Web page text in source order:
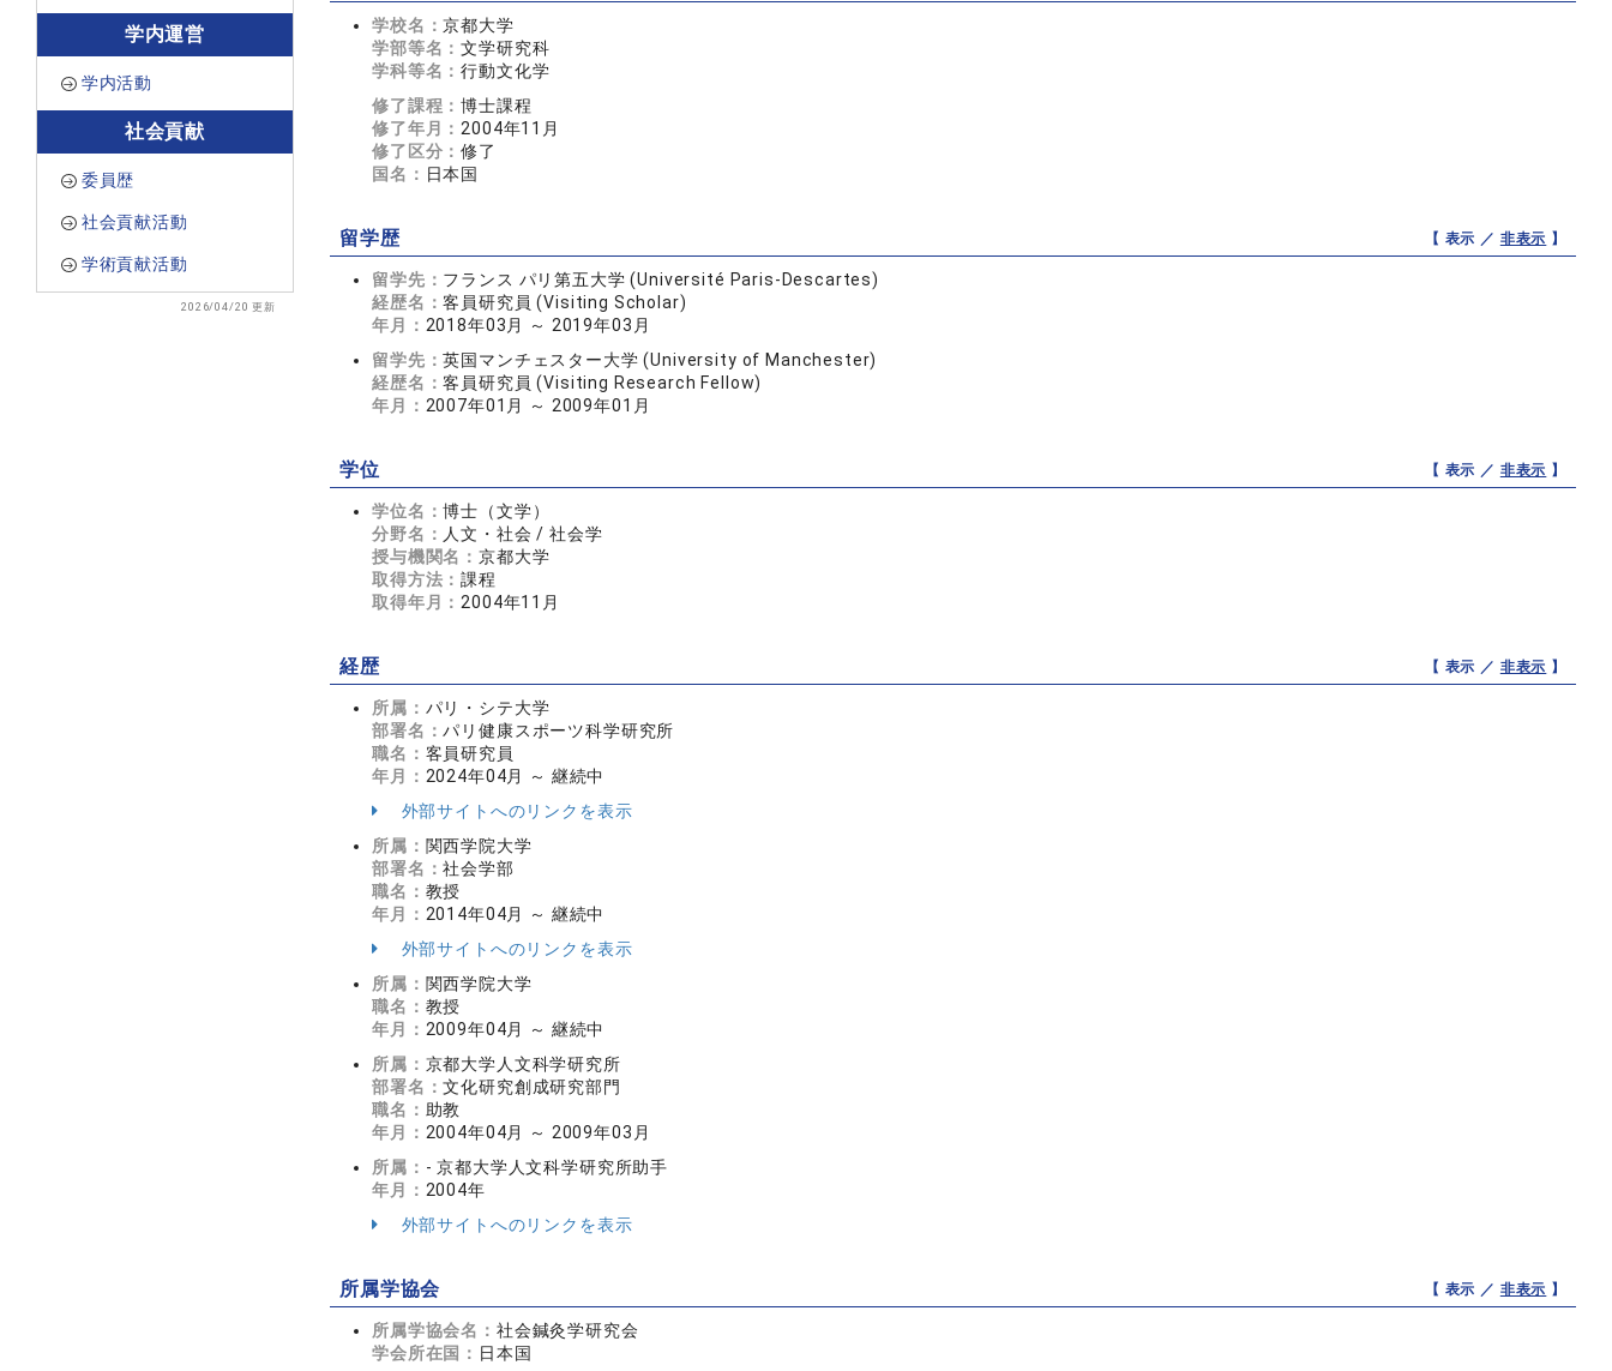
学内運営
学内活動
社会貢献
委員歴
社会貢献活動
学術貢献活動
2026/04/20 更新
学校名：京都大学
学部等名：文学研究科
学科等名：行動文化学
修了課程：博士課程
修了年月： 2004年11月
修了区分：修了
国名： 日本国
留学歴 【 表示 ／ 非表示 】
留学先： フランス パリ第五大学 (Université Paris-Descartes)
経歴名：客員研究員 (Visiting Scholar)
年月： 2018年03月 ～ 2019年03月
留学先：英国マンチェスター大学 (University of Manchester)
経歴名：客員研究員 (Visiting Research Fellow)
年月： 2007年01月 ～ 2009年01月
学位 【 表示 ／ 非表示 】
学位名：博士（文学）
分野名： 人文・社会 / 社会学
授与機関名：京都大学
取得方法：課程
取得年月： 2004年11月
経歴 【 表示 ／ 非表示 】
所属： パリ・シテ大学
部署名：パリ健康スポーツ科学研究所
職名： 客員研究員
年月： 2024年04月 ～ 継続中
外部サイトへのリンクを表示
所属： 関西学院大学
部署名：社会学部
職名： 教授
年月： 2014年04月 ～ 継続中
外部サイトへのリンクを表示
所属： 関西学院大学
職名： 教授
年月： 2009年04月 ～ 継続中
所属： 京都大学人文科学研究所
部署名：文化研究創成研究部門
職名： 助教
年月： 2004年04月 ～ 2009年03月
所属： - 京都大学人文科学研究所助手
年月： 2004年
外部サイトへのリンクを表示
所属学協会 【 表示 ／ 非表示 】
所属学協会名： 社会鍼灸学研究会
学会所在国： 日本国